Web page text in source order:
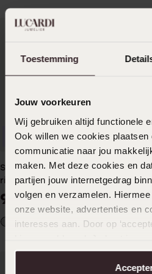
Toestemming
Jouw voorkeuren
Wij gebruiken altijd functionele
Ook willen we cookies
communicatie naar jou
maken. Met deze cookies en
partijen jouw internetgedrag
volgen en verzamelen.
onze website, advertenties en
interesses aan. Door op
aanpassen. Lees er meer over
Stainless steel neuspiercing
ring
9 99
Waterproof
9